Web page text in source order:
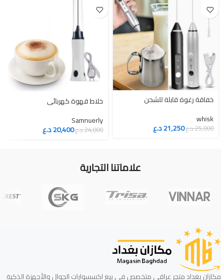
خفاقة رغوة قابلة للشحن
whisk
25,000د.ع21,250د.ع
خلاط قهوة كهربائي
Samnuerly
24,000د.ع20,400د.ع
علاماتنا التجارية
مكازان بغداد متجر عراقي متخصص في بيع اكسسوارات الجوال والأجهزة الذكية